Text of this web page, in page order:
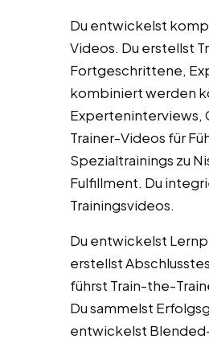
Du entwickelst
Videos. Du erstellst
Fortgeschrittene,
kombiniert werden
Experteninterviews,
Trainer-Videos für
Spezialtrainings zu
Fulfillment. Du
Trainingsvideos.
Du entwickelst
erstellst
führst Train-the-
Du sammelst
entwickelst